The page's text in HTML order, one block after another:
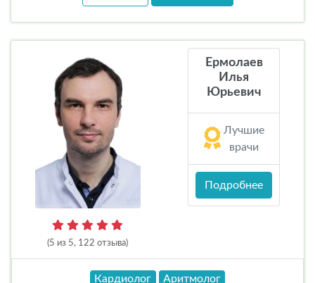
(5 из 5, 122 отзыва)
Ермолаев
Илья
Юрьевич
Лучшие
врачи
Подробнее
Кардиолог Аритмолог